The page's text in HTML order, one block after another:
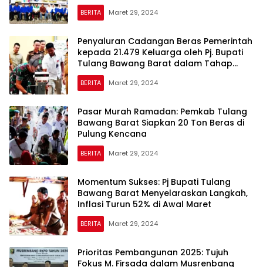
BERITA Maret 29, 2024
Penyaluran Cadangan Beras Pemerintah
kepada 21.479 Keluarga oleh Pj. Bupati
Tulang Bawang Barat dalam Tahap
Ketiga
BERITA Maret 29, 2024
Pasar Murah Ramadan: Pemkab Tulang
Bawang Barat Siapkan 20 Ton Beras di
Pulung Kencana
BERITA Maret 29, 2024
Momentum Sukses: Pj Bupati Tulang
Bawang Barat Menyelaraskan Langkah,
Inflasi Turun 52% di Awal Maret
BERITA Maret 29, 2024
Prioritas Pembangunan 2025: Tujuh
Fokus M. Firsada dalam Musrenbang